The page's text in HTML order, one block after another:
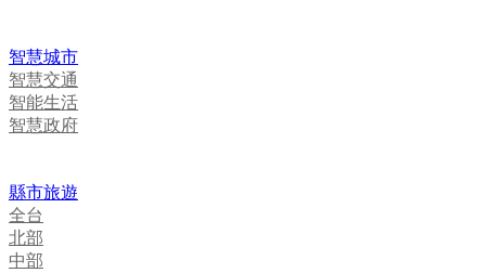
智慧城市
智慧交通
智能生活
智慧政府
縣市旅遊
全台
北部
中部